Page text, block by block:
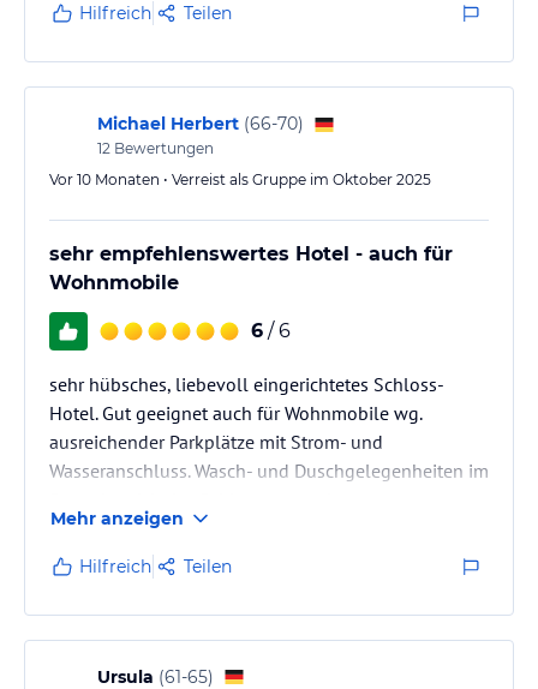
Hilfreich Teilen
Michael Herbert (66-70)
12 Bewertungen
Vor 10 Monaten • Verreist als Gruppe im Oktober 2025
sehr empfehlenswertes Hotel - auch für
Wohnmobile
6 / 6
sehr hübsches, liebevoll eingerichtetes Schloss-
Hotel. Gut geeignet auch für Wohnmobile wg.
ausreichender Parkplätze mit Strom- und
Wasseranschluss. Wasch- und Duschgelegenheiten im
Mehr anzeigen
Hilfreich Teilen
Ursula (61-65)